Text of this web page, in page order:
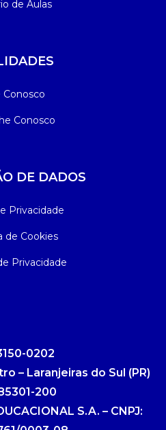
de Aulas
Conosco
Conosco
DE DADOS
Privacidade
de Cookies
Privacidade
0202
– Laranjeiras do Sul (PR)
200
S.A. – CNPJ: